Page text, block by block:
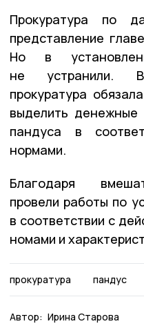
Прокуратура по
представление
Но в
не устранили.
прокуратура
выделить денежные
пандуса в
нормами.
Благодаря
провели работы по
в соответствии с
номами и
прокуратура пандус
Автор: Ирина Старова